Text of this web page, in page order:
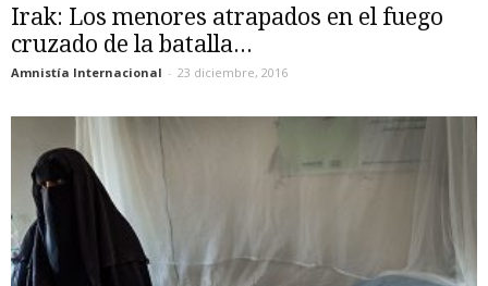
Irak: Los menores atrapados en el fuego
cruzado de la batalla...
Amnistía Internacional - 23 diciembre, 2016